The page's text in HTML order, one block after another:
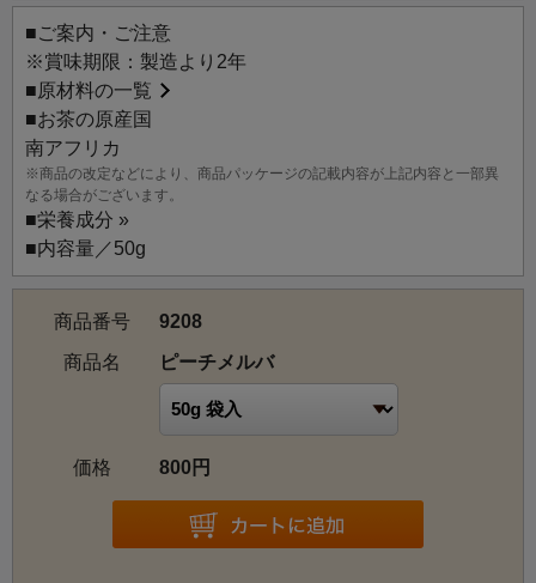
と。濃厚なバニラと優しいピーチが魅惑的に香るルイボス
ティーです。
ピーチメルバの名前は、近代フランス料理の父とよばれる
偉大なシェフ、オーギュスト・エスコフィエが、オースト
ラリア出身の伝説的ソプラノ歌手、ネリー・メルバのため
に考案したという逸話に由来するといわれています。
■ご案内・ご注意
※賞味期限：製造より2年
■原材料の一覧
■お茶の原産国
南アフリカ
※商品の改定などにより、商品パッケージの記載内容が上記内容と一部異
なる場合がございます。
■栄養成分 »
■内容量／50g
商品番号
9208
商品名
ピーチメルバ
価格 800円